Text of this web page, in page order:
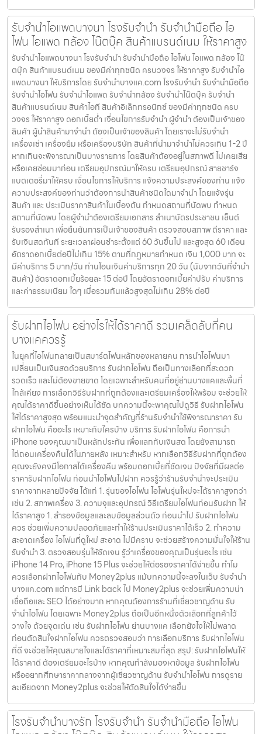
รับจำนำไอแพดบางนา โรงรับจำนำ รับจำนำมือถือ ไอ
โฟน ไอแพด กล้อง โน๊ตบุ๊ค สินค้าแบรนด์เนม ให้ราคาสูง
รับจำนำไอแพดบางนา โรงรับจำนำ รับจำนำมือถือ ไอโฟน ไอแพด กล้อง โน๊
ตบุ๊ค สินค้าแบรนด์เนม ของมีค่าทุกชนิด ครบวงจร ให้ราคาสูง รับจำนำไอ
แพดบางนา ให้บริการโดย รับจํานําบางแค.com โรงรับจำนำ รับจำนำมือถือ
รับจำนำไอโฟน รับจำนำไอแพด รับจำนำกล้อง รับจำนำโน๊ตบุ๊ค รับจำนำ
สินค้าแบรนด์เนม สินค้าไอที สินค้าอิเล็กทรอนิกซ์ ของมีค่าทุกชนิด ครบ
วงจร ให้ราคาสูง ดอกเบี้ยต่ำ เงื่อนไขการรับจำนำ ผู้จำนำ ต้องเป็นเจ้าของ
สินค้า ผู้นำสินค้ามาจำนำ ต้องเป็นเจ้าของสินค้า โดยเราจะไม่รับจำนำ
เครื่องเช่า เครื่องยืม หรือเครื่องบริษัท สินค้าที่นำมาจำนำไม่ควรเกิน 1-2 ปี
หากเกินจะพิจารณาเป็นบางรายการ โดยสินค้าต้องอยู่ในสภาพดี ไม่เคยเสีย
หรือเคยซ่อมมาก่อน เตรียมอุปกรณ์มาให้ครบ เตรียมอุปกรณ์ สายชาร์จ
แบตเตอรี่มาให้ครบ เงื่อนไขการให้บริการ แจ้งความประสงค์ของท่าน แจ้ง
ความประสงค์ของท่านว่าต้องการนำสินค้าชนิดใดมาจำนำ โดยแจ้งรุ่น
สินค้า และ ประเมินราคาสินค้าในเบื้องต้น กำหนดสถานที่นัดพบ กำหนด
สถานที่นัดพบ โดยผู้จำนำต้องเตรียมเอกสาร สำเนาบัตรประชาชน เซ็นต์
รับรองสำเนา เพื่อยืนยันการเป็นเจ้าของสินค้า ตรวจสอบสภาพ ตีราคา และ
รับเงินสดทันที ระยะเวลาผ่อนชำระตั้งแต่ 60 วันขึ้นไป และสูงสุด 60 เดือน
อัตราดอกเบี้ยต่อปีไม่เกิน 15% ตามที่กฏหมายกำหนด เงิน 1,000 บาท จะ
มีค่าบริการ 5 บาท/วัน ท่านโอนเงินค่าบริการทุก 20 วัน (นับจากวันที่จำนำ
สินค้า) อัตราดอกเบี้ยร้อยละ 15 ต่อปี โดยอัตราดอกเบี้ยค่าปรับ ค่าบริการ
และค่าธรรมเนียม ใดๆ เมื่อรวมกันแล้วสูงสุดไม่เกิน 28% ต่อปี
รับฝากไอโฟน อย่างไรให้ได้ราคาดี รวมเคล็ดลับที่คน
บางแคควรรู้
ในยุคที่ไอโฟนกลายเป็นสมาร์ตโฟนหลักของหลายคน การนำไอโฟนมา
เปลี่ยนเป็นเงินสดด้วยบริการ รับฝากไอโฟน ถือเป็นทางเลือกที่สะดวก
รวดเร็ว และไม่ต้องขายขาด โดยเฉพาะสำหรับคนที่อยู่ย่านบางแคและพื้นที่
ใกล้เคียง การเลือกวิธีรับฝากที่ถูกต้องและเตรียมเครื่องให้พร้อม จะช่วยให้
คุณได้ราคาดีขึ้นอย่างเห็นได้ชัด บทความนี้จะพาคุณไปดูวิธี รับฝากไอโฟน
ให้ได้ราคาสูงสุด พร้อมแนะนำจุดสำคัญที่ร้านรับจำนำใช้พิจารณาราคา รับ
ฝากไอโฟน คืออะไร เหมาะกับใครบ้าง บริการ รับฝากไอโฟน คือการนำ
iPhone ของคุณมาเป็นหลักประกัน เพื่อแลกกับเงินสด โดยยังสามารถ
ไถ่ถอนเครื่องคืนได้ในภายหลัง เหมาะสำหรับ หากเลือกวิธีรับฝากที่ถูกต้อง
คุณจะยังคงมีโอกาสได้เครื่องคืน พร้อมดอกเบี้ยที่ชัดเจน ปัจจัยที่มีผลต่อ
ราคารับฝากไอโฟน ก่อนนำไอโฟนไปฝาก ควรรู้ว่าร้านรับจำนำจะประเมิน
ราคาจากหลายปัจจัย ได้แก่ 1. รุ่นของไอโฟน ไอโฟนรุ่นใหม่จะได้ราคาสูงกว่า
เช่น 2. สภาพเครื่อง 3. ความจุและอุปกรณ์ วิธีเตรียมไอโฟนก่อนรับฝาก ให้
ได้ราคาสูง 1. สำรองข้อมูลและลบข้อมูลส่วนตัว ก่อนนำไป รับฝากไอโฟน
ควร ช่วยเพิ่มความปลอดภัยและทำให้ร้านประเมินราคาได้เร็ว 2. ทำความ
สะอาดเครื่อง ไอโฟนที่ดูใหม่ สะอาด ไม่มีคราบ จะช่วยสร้างความมั่นใจให้ร้าน
รับจำนำ 3. ตรวจสอบรุ่นให้ชัดเจน รู้ว่าเครื่องของคุณเป็นรุ่นอะไร เช่น
iPhone 14 Pro, iPhone 15 Plus จะช่วยให้ต่อรองราคาได้ง่ายขึ้น ทำไม
ควรเลือกฝากไอโฟนกับ Money2plus แม้บทความนี้จะลงในเว็บ รับจํานํา
บางแค.com แต่การมี Link back ไป Money2plus จะช่วยเพิ่มความน่า
เชื่อถือและ SEO ได้อย่างมาก หากคุณต้องการร้านที่เชี่ยวชาญด้าน รับ
จำนำไอโฟน โดยเฉพาะ Money2plus ถือเป็นอีกหนึ่งตัวเลือกที่ลูกค้าไว้
วางใจ ด้วยจุดเด่น เช่น รับฝากไอโฟน ย่านบางแค เลือกยังไงให้ไม่พลาด
ก่อนตัดสินใจฝากไอโฟน ควรตรวจสอบว่า การเลือกบริการ รับฝากไอโฟน
ที่ดี จะช่วยให้คุณสบายใจและได้ราคาที่เหมาะสมที่สุด สรุป: รับฝากไอโฟนให้
ได้ราคาดี ต้องเตรียมอะไรบ้าง หากคุณกำลังมองหาข้อมูล รับฝากไอโฟน
หรืออยากศึกษาราคากลางจากผู้เชี่ยวชาญด้าน รับจำนำไอโฟน การดูราย
ละเอียดจาก Money2plus จะช่วยให้ตัดสินใจได้ง่ายขึ้น
โรงรับจำนำบางรัก โรงรับจำนำ รับจำนำมือถือ ไอโฟน